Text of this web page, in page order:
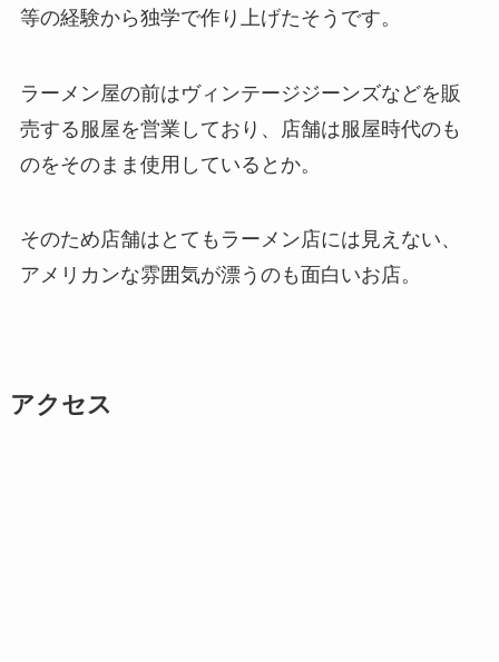
等の経験から独学で作り上げたそうです。
ラーメン屋の前はヴィンテージジーンズなどを販
売する服屋を営業しており、店舗は服屋時代のも
のをそのまま使用しているとか。
そのため店舗はとてもラーメン店には見えない、
アメリカンな雰囲気が漂うのも面白いお店。
アクセス